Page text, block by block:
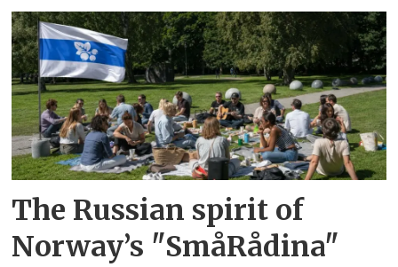
The Russian spirit of
Norway’s "SmåRådina"